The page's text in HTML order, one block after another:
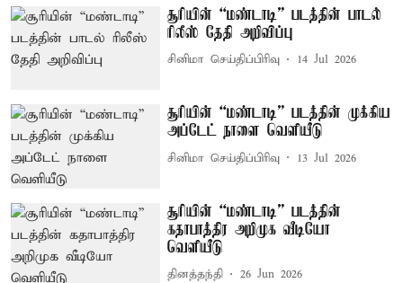
சூரியின் “மண்டாடி” படத்தின் பாடல்
ரிலீஸ் தேதி அறிவிப்பு
சினிமா செய்திப்பிரிவு 14 Jul 2026
சூரியின் “மண்டாடி” படத்தின் முக்கிய
அப்டேட் நாளை வெளியீடு
சினிமா செய்திப்பிரிவு 13 Jul 2026
சூரியின் “மண்டாடி” படத்தின்
கதாபாத்திர அறிமுக வீடியோ
வெளியீடு
தினத்தந்தி 26 Jun 2026